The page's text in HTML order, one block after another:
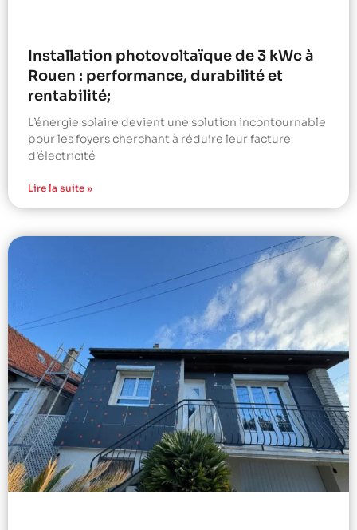
Installation photovoltaïque de 3 kWc à
Rouen : performance, durabilité et
rentabilité;
L’énergie solaire devient une solution incontournable
pour les foyers cherchant à réduire leur facture
d’électricité
Lire la suite »